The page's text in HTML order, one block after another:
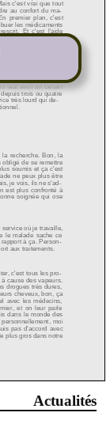
Actualités